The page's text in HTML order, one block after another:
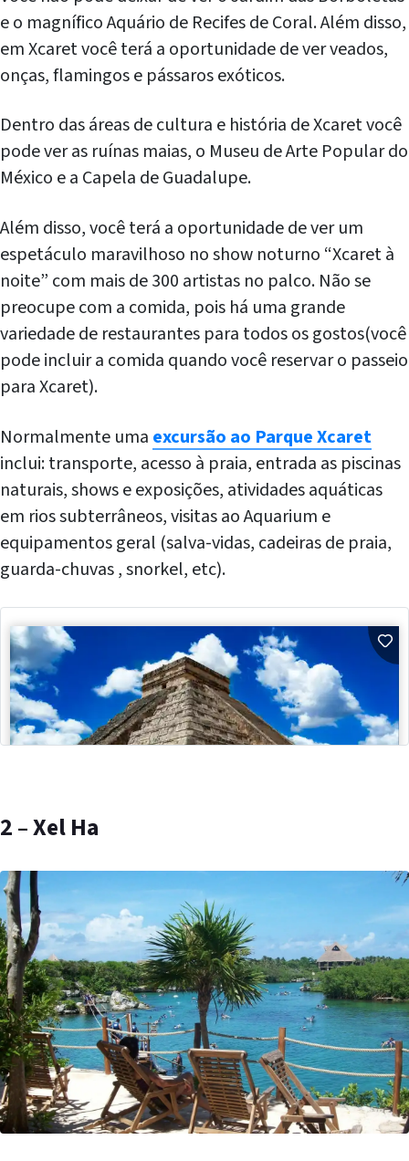
e o magnífico Aquário de Recifes de Coral. Além disso,
em Xcaret você terá a oportunidade de ver veados,
onças, flamingos e pássaros exóticos.
Dentro das áreas de cultura e história de Xcaret você
pode ver as ruínas maias, o Museu de Arte Popular do
México e a Capela de Guadalupe.
Além disso, você terá a oportunidade de ver um
espetáculo maravilhoso no show noturno “Xcaret à
noite” com mais de 300 artistas no palco. Não se
preocupe com a comida, pois há uma grande
variedade de restaurantes para todos os gostos(você
pode incluir a comida quando você reservar o passeio
para Xcaret).
Normalmente uma excursão ao Parque Xcaret
inclui: transporte, acesso à praia, entrada as piscinas
naturais, shows e exposições, atividades aquáticas
em rios subterrâneos, visitas ao Aquarium e
equipamentos geral (salva-vidas, cadeiras de praia,
guarda-chuvas , snorkel, etc).
2 – Xel Ha